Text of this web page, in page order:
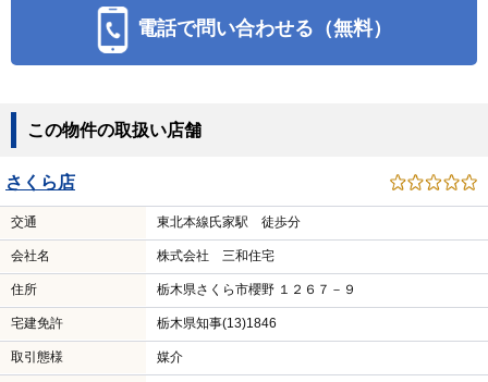
電話で問い合わせる（無料）
この物件の取扱い店舗
さくら店
交通 東北本線氏家駅 徒歩分
会社名 株式会社 三和住宅
住所 栃木県さくら市櫻野 １２６７－９
宅建免許 栃木県知事(13)1846
取引態様 媒介